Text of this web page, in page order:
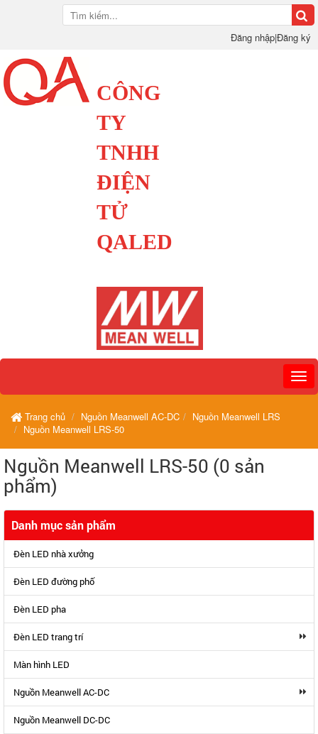
Đăng nhập|Đăng ký
CÔNG
TY
TNHH
ĐIỆN
TỬ
QALED
Trang chủ Nguồn Meanwell AC-DC
Nguồn Meanwell LRS
Nguồn Meanwell LRS-50
Nguồn Meanwell LRS-50 (0 sản
phẩm)
Danh mục sản phẩm
Đèn LED nhà xưởng
Đèn LED đường phố
Đèn LED pha
Đèn LED trang trí
Màn hình LED
Nguồn Meanwell AC-DC
Nguồn Meanwell DC-DC